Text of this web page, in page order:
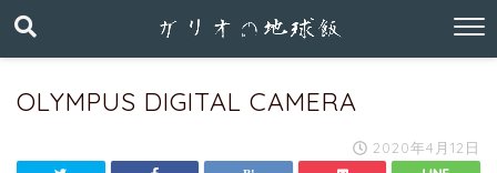
OLYMPUS DIGITAL CAMERA
2020年4月12日